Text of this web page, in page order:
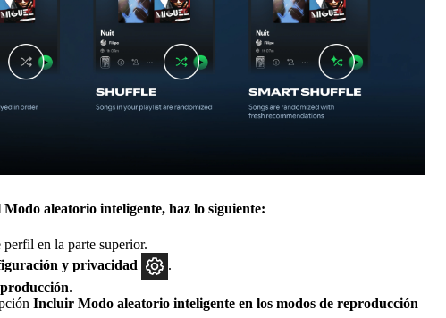
aleatorio inteligente, haz lo siguiente:
en la parte superior.
y privacidad
.
Incluir Modo aleatorio inteligente en los modos de reproducción